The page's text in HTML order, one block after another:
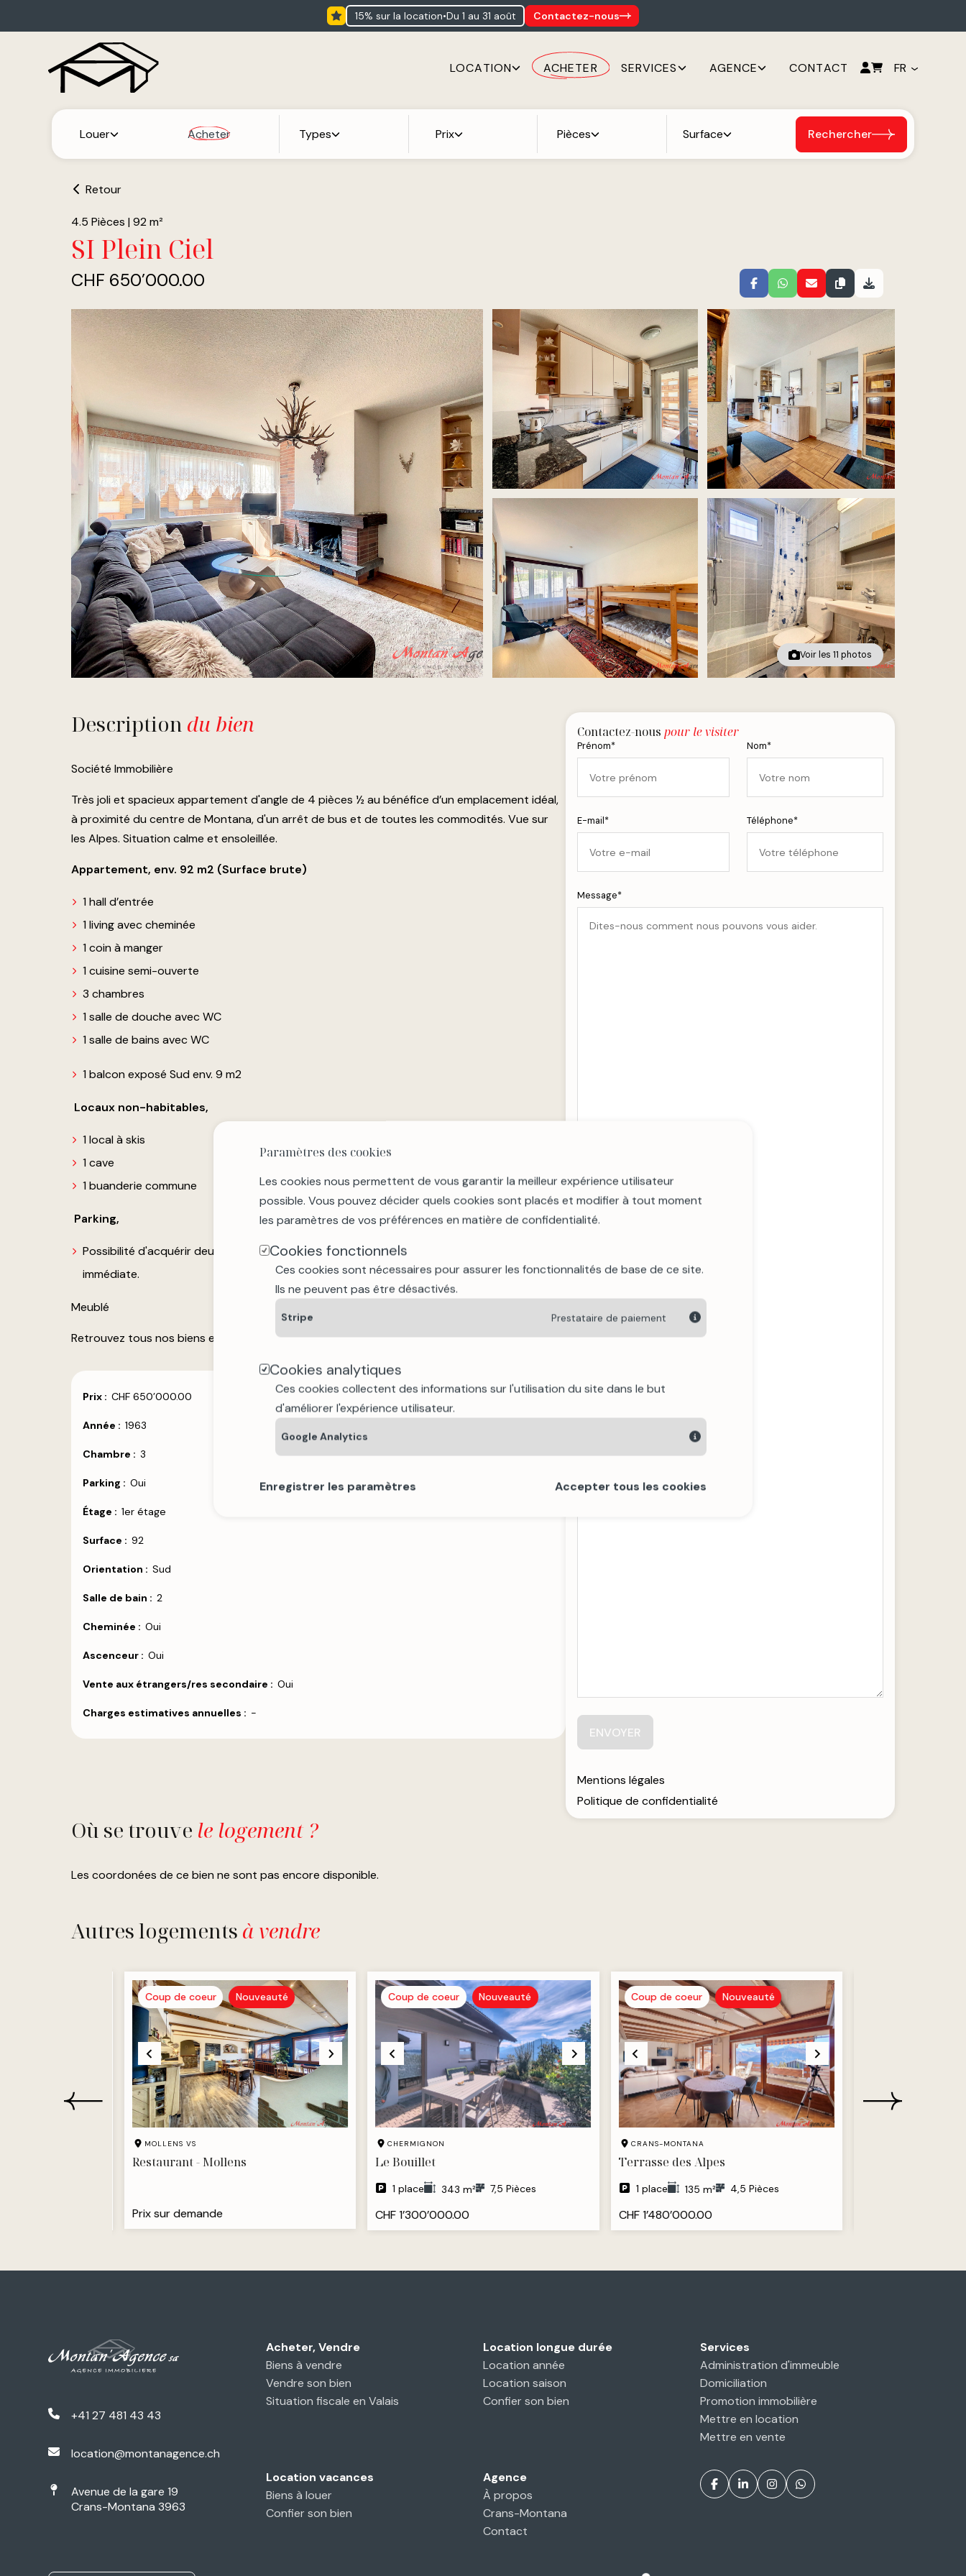
15% sur la location• du 1 au 31 août Contactez-nous
LOCATION ACHETER SERVICES AGENCE CONTACT FR
Louer Acheter Types Prix Pièces Surface Rechercher
Retour
4.5 Pièces |92 m²
SI Plein Ciel
CHF 650’000.00
Voir les 11 photos
Description du bien
Société Immobilière
Très joli et spacieux appartement d'angle de 4 pièces ½ au bénéfice d’un emplacement idéal,
à proximité du centre de Montana, d'un arrêt de bus et de toutes les commodités. Vue sur
les Alpes. Situation calme et ensoleillée.
Appartement, env. 92 m2 (Surface brute)
1 hall d’entrée
1 living avec cheminée
1 coin à manger
1 cuisine semi-ouverte
3 chambres
1 salle de douche avec WC
1 salle de bains avec WC
1 balcon exposé Sud env. 9 m2
Locaux non-habitables,
1 local à skis
1 cave
1 buanderie commune
Parking,
Possibilité d'acquérir deux places de parking intérieure dans un parking à proximité
immédiate.
Meublé
Retrouvez tous nos biens et plus de photos sur notre sitewww.montanagence.ch
Prix :CHF 650’000.00
Année :1963
Chambre :3
Parking :Oui
Étage :1er étage
Surface :92
Orientation :Sud
Salle de bain :2
Cheminée :Oui
Ascenceur :Oui
Vente aux étrangers/res secondaire :Oui
Charges estimatives annuelles : -
Contactez-nous pour le visiter
Prénom* Nom*
E-mail* Téléphone*
Message*
ENVOYER
mentions légales
politique de confidentialité
Où se trouve le logement ?
Les coordonées de ce bien ne sont pas encore disponible.
Autres logements à vendre
Coup de coeur Nouveauté
MOLLENS VS
Restaurant - Mollens
Prix sur demande
Coup de coeur Nouveauté
CHERMIGNON
Le Bouillet
1 place 343 m² 7,5 Pièces
CHF 1’300’000.00
Coup de coeur Nouveauté
CRANS-MONTANA
Terrasse des Alpes
1 place 135 m² 4,5 Pièces
CHF 1’480’000.00
+41 27 481 43 43
location@montanagence.ch
Avenue de la gare 19
Crans-Montana 3963
Acheter, Vendre
Biens à vendre
Vendre son bien
Situation fiscale en Valais
Location vacances
Biens à louer
Confier son bien
Location longue durée
Location année
Location saison
Confier son bien
Agence
À propos
Crans-Montana
Contact
Services
Administration d'immeuble
Domiciliation
Promotion immobilière
Mettre en location
Mettre en vente
Paramètres des cookies
Les cookies nous permettent de vous garantir la meilleur expérience utilisateur
possible. Vous pouvez décider quels cookies sont placés et modifier à tout moment
les paramètres de vos préférences en matière de confidentialité.
Cookies fonctionnels
Ces cookies sont nécessaires pour assurer les fonctionnalités de base de ce site.
Ils ne peuvent pas être désactivés.
Stripe Prestataire de paiement
Cookies analytiques
Ces cookies collectent des informations sur l'utilisation du site dans le but
d'améliorer l'expérience utilisateur.
Google Analytics
Enregistrer les paramètres Accepter tous les cookies